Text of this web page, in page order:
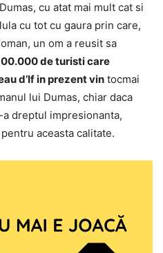
cu atat mai mult cat si
cu tot cu gaura prin care,
un om a reusit sa
de turisti care
d’If in prezent vin tocmai
lui Dumas, chiar daca
dreptul impresionanta,
aceasta calitate.